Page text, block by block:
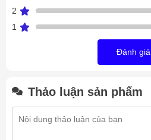
Tùy theo nhiệt độ khác nhau
độ C (Khu chế biến, kho bảo quản
Dòng DD dãy nhiệt độ trong
dụng cho kho lạnh trữ đông)
Dòng DJ nhiệt độ hoạt động từ -18
2
1
Đánh giá
Thảo luận sản phẩm